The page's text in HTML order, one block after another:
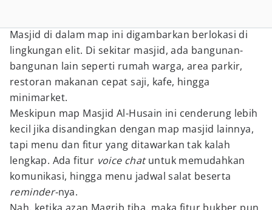
Masjid di dalam map ini digambarkan berlokasi di
lingkungan elit. Di sekitar masjid, ada bangunan-
bangunan lain seperti rumah warga, area parkir,
restoran makanan cepat saji, kafe, hingga
minimarket.
Meskipun map Masjid Al-Husain ini cenderung lebih
kecil jika disandingkan dengan map masjid lainnya,
tapi menu dan fitur yang ditawarkan tak kalah
lengkap. Ada fitur voice chatuntuk memudahkan
komunikasi, hingga menu jadwal salat beserta
reminder-nya.